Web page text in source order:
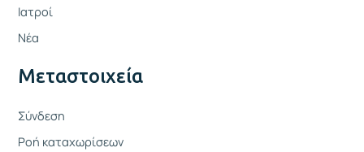
Ιατροί
Νέα
Μεταστοιχεία
Σύνδεση
Ροή καταχωρίσεων